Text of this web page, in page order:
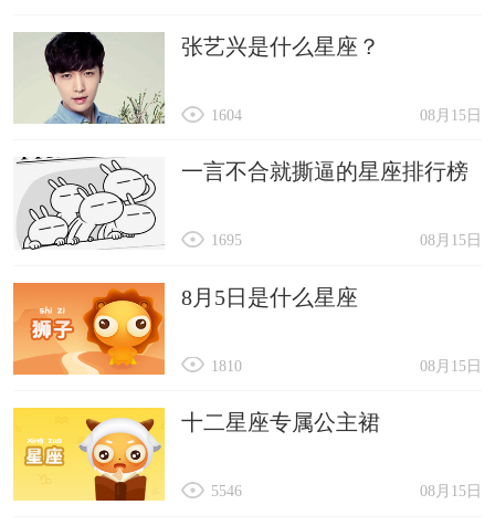
张艺兴是什么星座？
08月15日
1604
一言不合就撕逼的星座排行榜
08月15日
1695
8月5日是什么星座
08月15日
1810
十二星座专属公主裙
08月15日
5546